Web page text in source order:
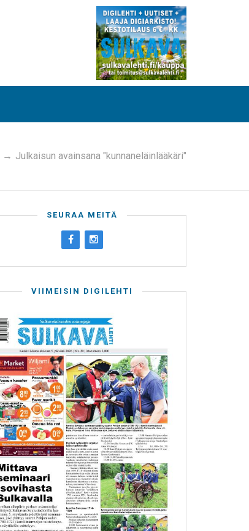
→ Julkaisun avainsana "kunnaneläinlääkäri"
SEURAA MEITÄ
VIIMEISIN DIGILEHTI